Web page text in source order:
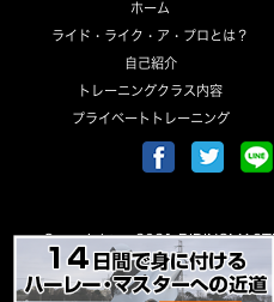
ホーム
ライド・ライク・ア・プロとは？
自己紹介
トレーニングクラス内容
プライベートトレーニング
Copyright © 2021